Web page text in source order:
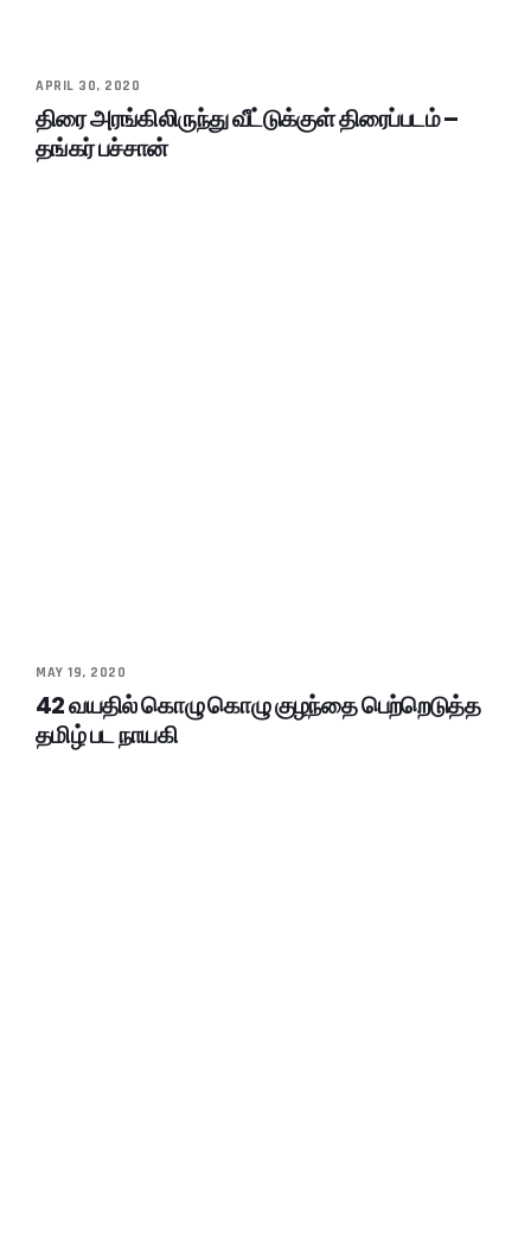
APRIL 30, 2020
திரை அரங்கிலிருந்து வீட்டுக்குள் திரைப்படம் –
தங்கர் பச்சான்
MAY 19, 2020
42 வயதில் கொழு கொழு குழந்தை பெற்றெடுத்த
தமிழ் பட நாயகி